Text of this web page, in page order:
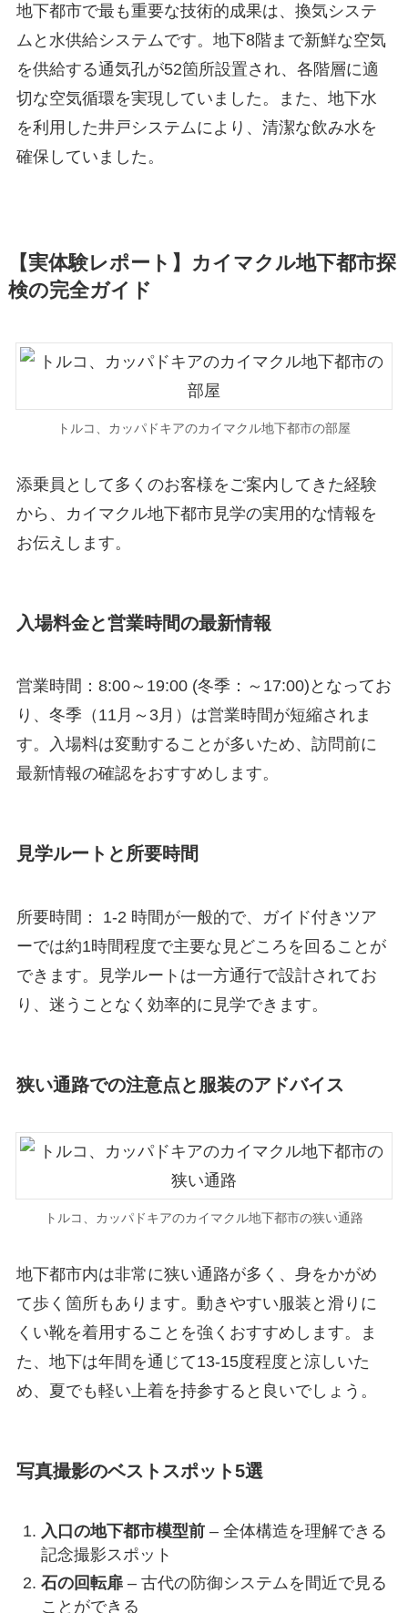
地下都市で最も重要な技術的成果は、換気システ
ムと水供給システムです。地下8階まで新鮮な空気
を供給する通気孔が52箇所設置され、各階層に適
切な空気循環を実現していました。また、地下水
を利用した井戸システムにより、清潔な飲み水を
確保していました。
【実体験レポート】カイマクル地下都市探
検の完全ガイド
トルコ、カッパドキアのカイマクル地下都市の部屋
添乗員として多くのお客様をご案内してきた経験
から、カイマクル地下都市見学の実用的な情報を
お伝えします。
入場料金と営業時間の最新情報
営業時間：8:00～19:00 (冬季：～17:00)となってお
り、冬季（11月～3月）は営業時間が短縮されま
す。入場料は変動することが多いため、訪問前に
最新情報の確認をおすすめします。
見学ルートと所要時間
所要時間： 1-2 時間が一般的で、ガイド付きツア
ーでは約1時間程度で主要な見どころを回ることが
できます。見学ルートは一方通行で設計されてお
り、迷うことなく効率的に見学できます。
狭い通路での注意点と服装のアドバイス
トルコ、カッパドキアのカイマクル地下都市の狭い通路
地下都市内は非常に狭い通路が多く、身をかがめ
て歩く箇所もあります。動きやすい服装と滑りに
くい靴を着用することを強くおすすめします。ま
た、地下は年間を通じて13-15度程度と涼しいた
め、夏でも軽い上着を持参すると良いでしょう。
写真撮影のベストスポット5選
入口の地下都市模型前– 全体構造を理解できる
記念撮影スポット
石の回転扉– 古代の防御システムを間近で見る
ことができる